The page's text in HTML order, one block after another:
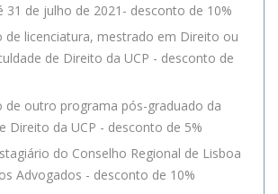
31 de julho de 2021- desconto de 10%
de licenciatura, mestrado em Direito ou
de Direito da UCP - desconto de
de outro programa pós-graduado da
Direito da UCP - desconto de 5%
do Conselho Regional de Lisboa
Advogados - desconto de 10%